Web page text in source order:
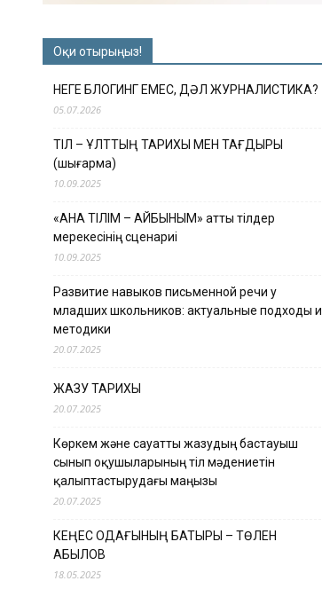
Оқи отырыңыз!
НЕГЕ БЛОГИНГ ЕМЕС, ДӘЛ ЖУРНАЛИСТИКА?
05.07.2026
ТІЛ – ҰЛТТЫҢ ТАРИХЫ МЕН ТАҒДЫРЫ
(шығарма)
10.09.2025
«АНА ТІЛІМ – АЙБЫНЫМ» атты тілдер
мерекесінің сценариі
10.09.2025
Развитие навыков письменной речи у
младших школьников: актуальные подходы и
методики
20.07.2025
ЖАЗУ ТАРИХЫ
20.07.2025
Көркем және сауатты жазудың бастауыш
сынып оқушыларының тіл мәдениетін
қалыптастырудағы маңызы
20.07.2025
КЕҢЕС ОДАҒЫНЫҢ БАТЫРЫ – ТӨЛЕН
ҚАБЫЛОВ
18.05.2025